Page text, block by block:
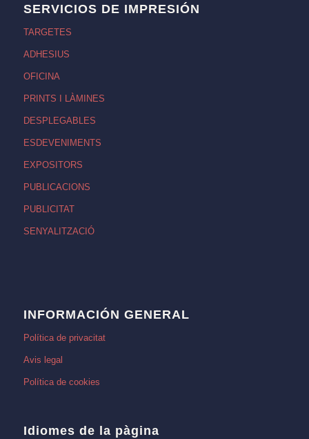
SERVICIOS DE IMPRESIÓN
TARGETES
ADHESIUS
OFICINA
PRINTS I LÀMINES
DESPLEGABLES
ESDEVENIMENTS
EXPOSITORS
PUBLICACIONS
PUBLICITAT
SENYALITZACIÓ
INFORMACIÓN GENERAL
Política de privacitat
Avis legal
Política de cookies
Idiomes de la pàgina